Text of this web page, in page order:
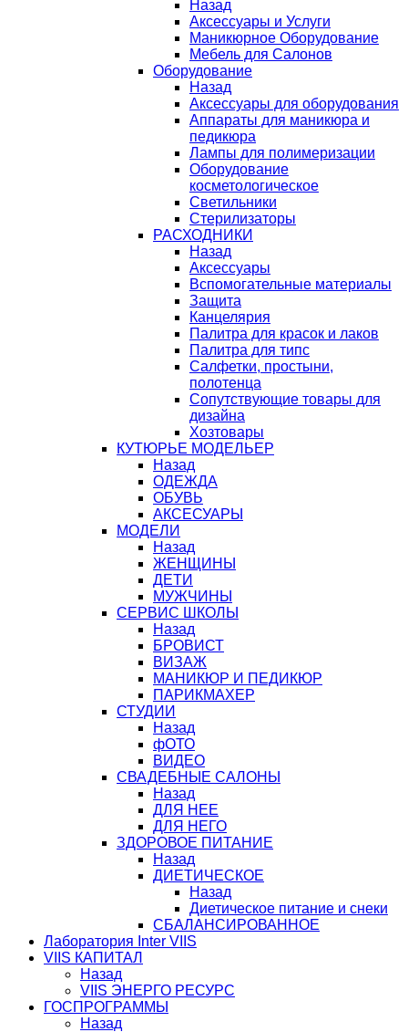
Назад
Аксессуары и Услуги
Маникюрное Оборудование
Мебель для Салонов
Оборудование
Назад
Аксессуары для оборудования
Аппараты для маникюра и
педикюра
Лампы для полимеризации
Оборудование
косметологическое
Светильники
Стерилизаторы
РАСХОДНИКИ
Назад
Аксессуары
Вспомогательные материалы
Защита
Канцелярия
Палитра для красок и лаков
Палитра для типс
Салфетки, простыни,
полотенца
Сопутствующие товары для
дизайна
Хозтовары
КУТЮРЬЕ МОДЕЛЬЕР
Назад
ОДЕЖДА
ОБУВЬ
АКСЕСУАРЫ
МОДЕЛИ
Назад
ЖЕНЩИНЫ
ДЕТИ
МУЖЧИНЫ
СЕРВИС ШКОЛЫ
Назад
БРОВИСТ
ВИЗАЖ
МАНИКЮР И ПЕДИКЮР
ПАРИКМАХЕР
СТУДИИ
Назад
фОТО
ВИДЕО
СВАДЕБНЫЕ САЛОНЫ
Назад
ДЛЯ НЕЕ
ДЛЯ НЕГО
ЗДОРОВОЕ ПИТАНИЕ
Назад
ДИЕТИЧЕСКОЕ
Назад
Диетическое питание и снеки
СБАЛАНСИРОВАННОЕ
Лаборатория Inter VIIS
VIIS КАПИТАЛ
Назад
VIIS ЭНЕРГО РЕСУРС
ГОСПРОГРАММЫ
Назад